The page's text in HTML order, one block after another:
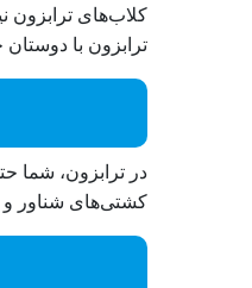
کلاب‌های ترابزون
ترابزون با
در ترابزون، شما
کشتی‌های شناور و